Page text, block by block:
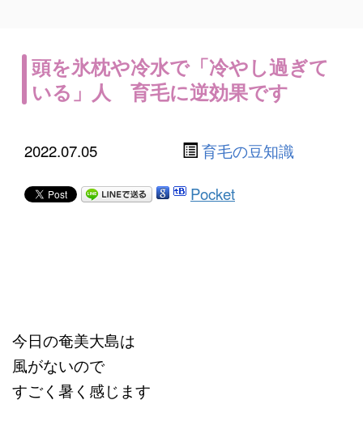
頭を氷枕や冷水で「冷やし過ぎて
いる」人 育毛に逆効果です
2022.07.05 育毛の豆知識
Pocket
今日の奄美大島は
風がないので
すごく暑く感じます